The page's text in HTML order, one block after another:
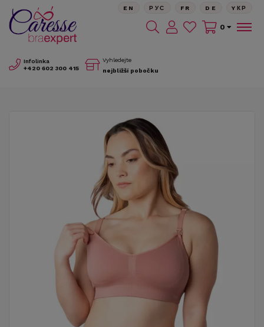
Infolinka
+420 602 300 415
Vyhledejte
nejbližší pobočku
EN РУС FR DE YКР
0